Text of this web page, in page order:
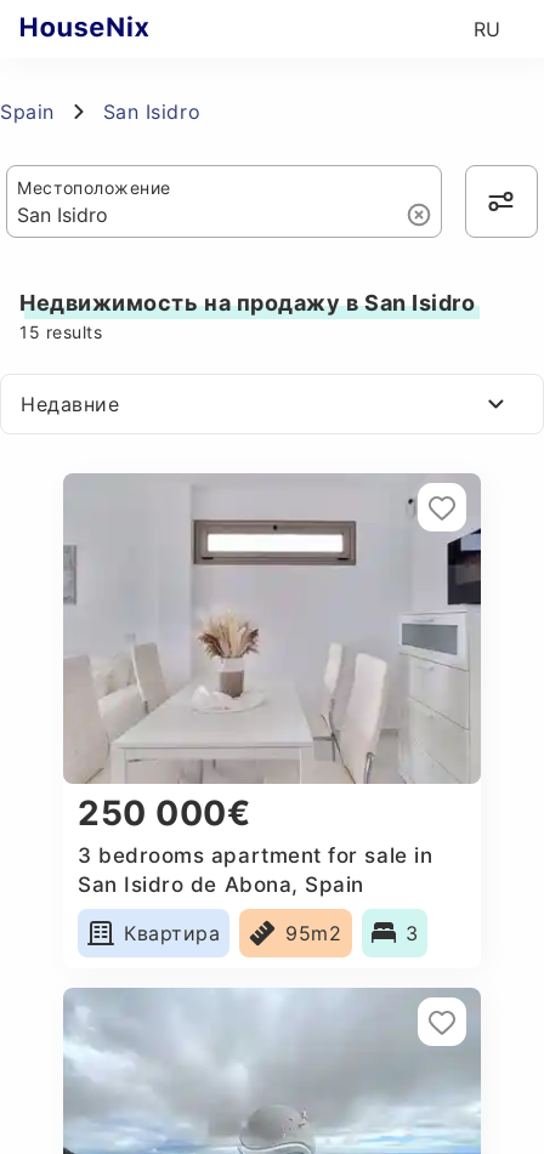
RU
Spain San Isidro
Местоположение
Недвижимость на продажу в San Isidro
15 results
Недавние
250 000€
3 bedrooms apartment for sale in
San Isidro de Abona, Spain
Квартира
95m2 3